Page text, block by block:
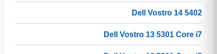
Dell Vostro 14 5402
Dell Vostro 13 5301 Core i7